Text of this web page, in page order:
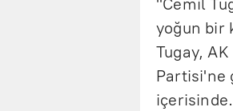
"Cemil
yoğun bir
Tugay,
Partisi'ne